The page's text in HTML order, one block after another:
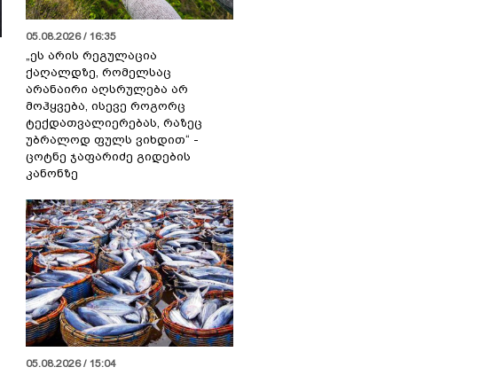
05.08.2026 / 16:35
„ეს არის რეგულაცია
ქაღალდზე, რომელსაც
არანაირი აღსრულება არ
მოჰყვება, ისევე როგორც
ტექდათვალიერებას, რაზეც
უბრალოდ ფულს ვიხდით“ -
ცოტნე ჯაფარიძე გიდების
კანონზე
05.08.2026 / 15:04